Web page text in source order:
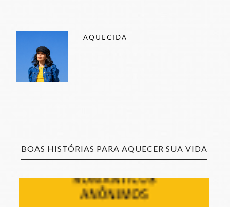
AQUECIDA
BOAS HISTÓRIAS PARA AQUECER SUA VIDA